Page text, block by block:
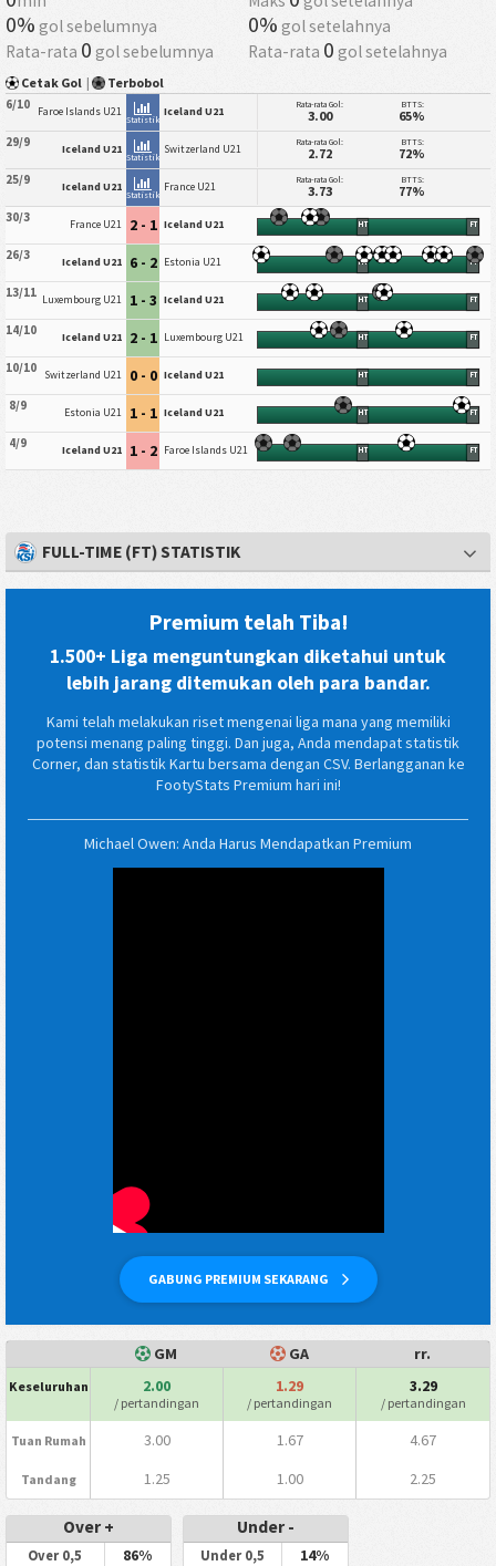
0% gol sebelumnya 0% gol setelahnya
Rata-rata 0 gol sebelumnya Rata-rata 0 gol setelahnya
Cetak Gol | Terbobol
6/10 Faroe Islands U21
Statistik
Iceland U21 Rata-rata Gol:
3.00
BTTS:
65%
29/9 Iceland U21
Statistik
Switzerland U21 Rata-rata Gol:
2.72
BTTS:
72%
25/9 Iceland U21
Statistik
France U21 Rata-rata Gol:
3.73
BTTS:
77%
30/3 France U21 2 - 1 Iceland U21 HT FT
26/3 Iceland U21 6 - 2 Estonia U21 HT FT
13/11 Luxembourg U21 1 - 3 Iceland U21 HT FT
14/10 Iceland U21 2 - 1 Luxembourg U21 HT FT
10/10 Switzerland U21 0 - 0 Iceland U21 HT FT
8/9 Estonia U21 1 - 1 Iceland U21 HT FT
4/9 Iceland U21 1 - 2 Faroe Islands U21 HT FT
FULL-TIME (FT) STATISTIK
Premium telah Tiba!
1.500+ Liga menguntungkan diketahui untuk
lebih jarang ditemukan oleh para bandar.
Kami telah melakukan riset mengenai liga mana yang memiliki
potensi menang paling tinggi. Dan juga, Anda mendapat statistik
Corner, dan statistik Kartu bersama dengan CSV. Berlangganan ke
FootyStats Premium hari ini!
GABUNG PREMIUM SEKARANG
Michael Owen: Anda Harus Mendapatkan Premium
GM GA rr.
Keseluruhan 2.00
/ pertandingan
1.29
/ pertandingan
3.29
/ pertandingan
Tuan Rumah 3.00 1.67 4.67
Tandang 1.25 1.00 2.25
Over +
Over 0,5 86%
Under -
Under 0,5 14%